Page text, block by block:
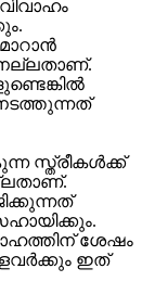
സ്ത്രീകൾക്ക്
ശേഷം
ഇത്